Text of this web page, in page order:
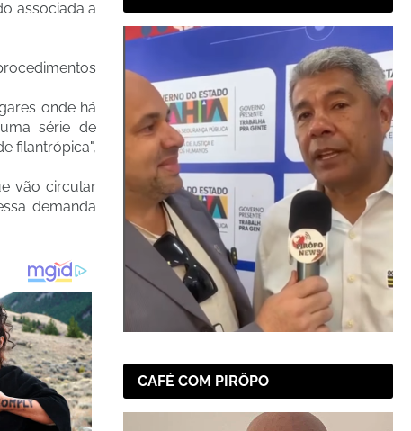
associada a
onde há
série de
filantrópica",
vão circular
demanda
CAFÉ COM PIRÔPO